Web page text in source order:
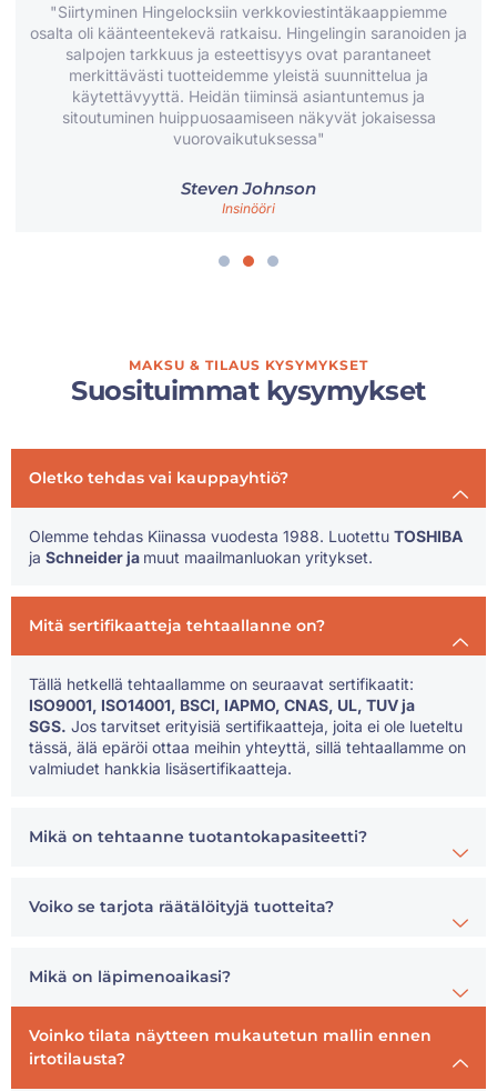
"Siirtyminen Hingelocksiin verkkoviestintäkaappiemme
osalta oli käänteentekevä ratkaisu. Hingelingin saranoiden ja
salpojen tarkkuus ja esteettisyys ovat parantaneet
merkittävästi tuotteidemme yleistä suunnittelua ja
käytettävyyttä. Heidän tiiminsä asiantuntemus ja
sitoutuminen huippuosaamiseen näkyvät jokaisessa
vuorovaikutuksessa"
Steven Johnson
Insinööri
MAKSU & TILAUS KYSYMYKSET
Suosituimmat kysymykset
Oletko tehdas vai kauppayhtiö?
Olemme tehdas Kiinassa vuodesta 1988. Luotettu TOSHIBA
ja Schneider ja muut maailmanluokan yritykset.
Mitä sertifikaatteja tehtaallanne on?
Tällä hetkellä tehtaallamme on seuraavat sertifikaatit:
ISO9001, ISO14001, BSCI, IAPMO, CNAS, UL, TUV ja
SGS. Jos tarvitset erityisiä sertifikaatteja, joita ei ole lueteltu
tässä, älä epäröi ottaa meihin yhteyttä, sillä tehtaallamme on
valmiudet hankkia lisäsertifikaatteja.
Mikä on tehtaanne tuotantokapasiteetti?
Voiko se tarjota räätälöityjä tuotteita?
Mikä on läpimenoaikasi?
Voinko tilata näytteen mukautetun mallin ennen
irtotilausta?